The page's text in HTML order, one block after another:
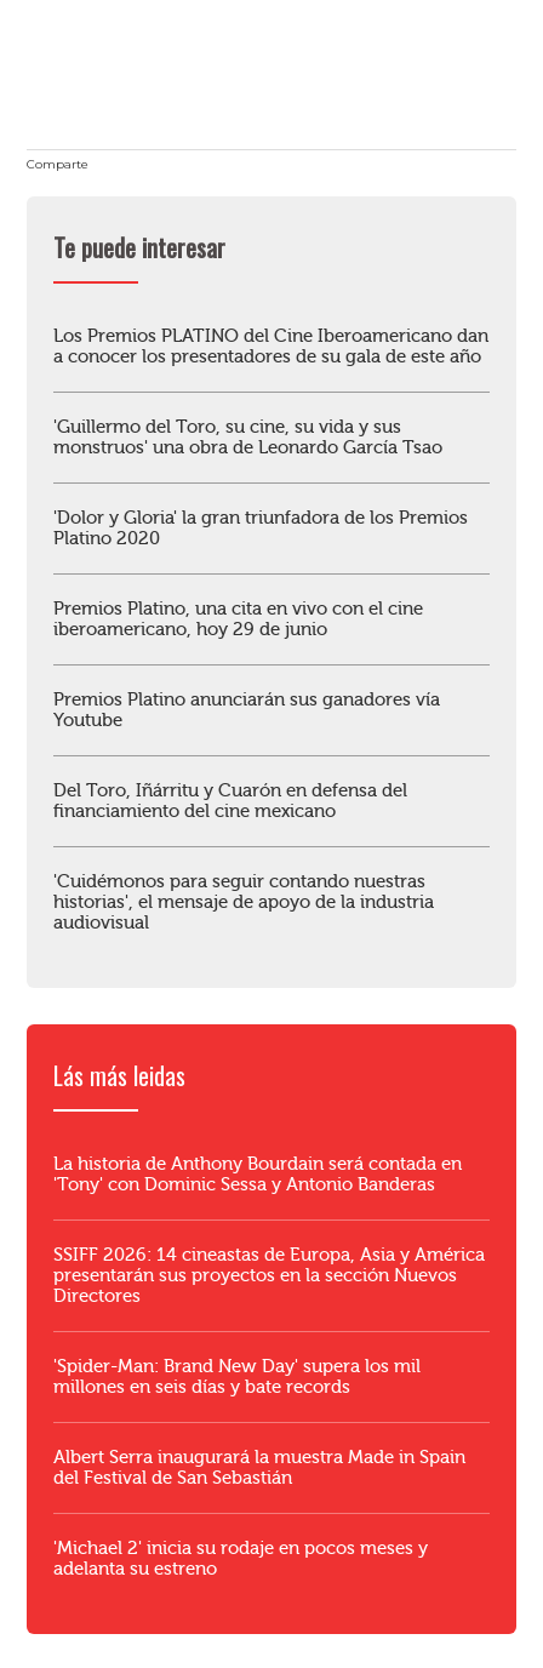
Comparte
Te puede interesar
Los Premios PLATINO del Cine Iberoamericano dan
a conocer los presentadores de su gala de este año
'Guillermo del Toro, su cine, su vida y sus
monstruos' una obra de Leonardo García Tsao
'Dolor y Gloria' la gran triunfadora de los Premios
Platino 2020
Premios Platino, una cita en vivo con el cine
iberoamericano, hoy 29 de junio
Premios Platino anunciarán sus ganadores vía
Youtube
Del Toro, Iñárritu y Cuarón en defensa del
financiamiento del cine mexicano
'Cuidémonos para seguir contando nuestras
historias', el mensaje de apoyo de la industria
audiovisual
Lás más leidas
La historia de Anthony Bourdain será contada en
'Tony' con Dominic Sessa y Antonio Banderas
SSIFF 2026: 14 cineastas de Europa, Asia y América
presentarán sus proyectos en la sección Nuevos
Directores
'Spider-Man: Brand New Day' supera los mil
millones en seis días y bate records
Albert Serra inaugurará la muestra Made in Spain
del Festival de San Sebastián
'Michael 2' inicia su rodaje en pocos meses y
adelanta su estreno